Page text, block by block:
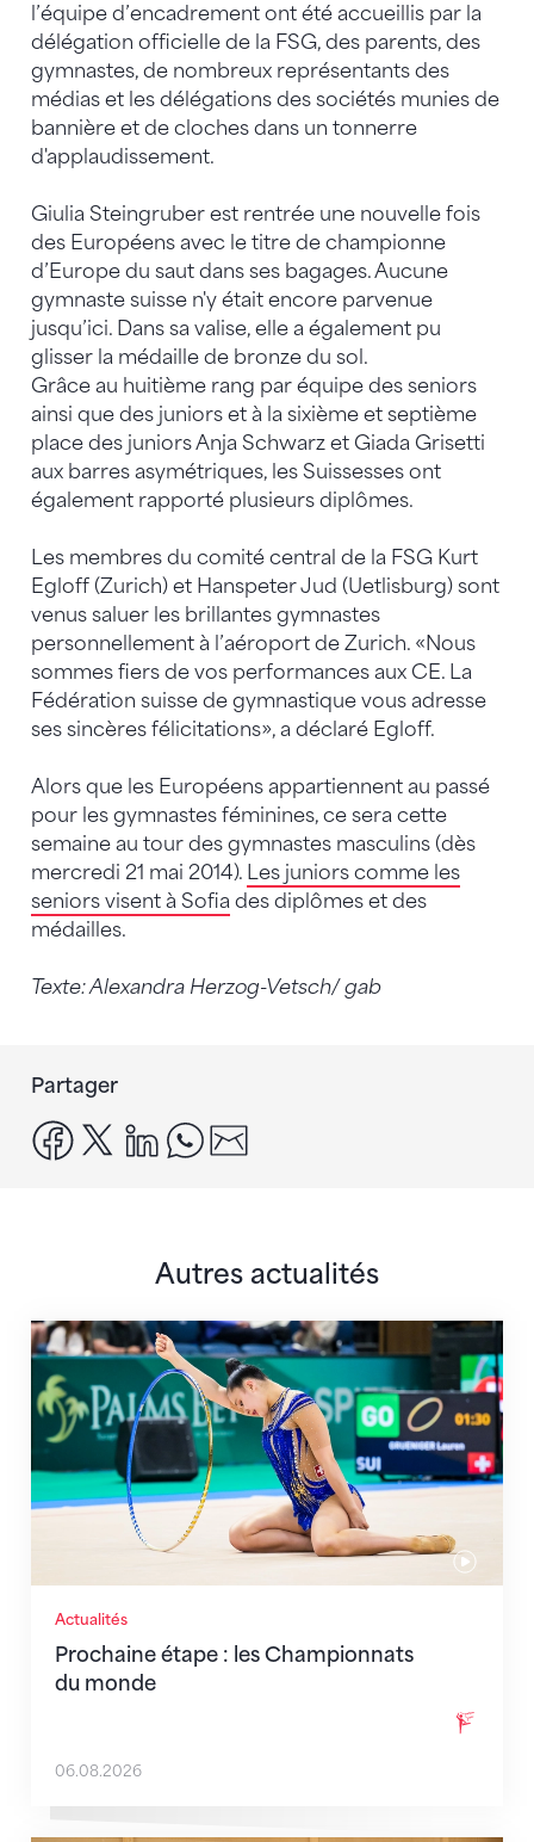
l’équipe d’encadrement ont été accueillis par la
délégation officielle de la FSG, des parents, des
gymnastes, de nombreux représentants des
médias et les délégations des sociétés munies de
bannière et de cloches dans un tonnerre
d'applaudissement.
Giulia Steingruber est rentrée une nouvelle fois
des Européens avec le titre de championne
d’Europe du saut dans ses bagages. Aucune
gymnaste suisse n'y était encore parvenue
jusqu’ici. Dans sa valise, elle a également pu
glisser la médaille de bronze du sol.
Grâce au huitième rang par équipe des seniors
ainsi que des juniors et à la sixième et septième
place des juniors Anja Schwarz et Giada Grisetti
aux barres asymétriques, les Suissesses ont
également rapporté plusieurs diplômes.
Les membres du comité central de la FSG Kurt
Egloff (Zurich) et Hanspeter Jud (Uetlisburg) sont
venus saluer les brillantes gymnastes
personnellement à l’aéroport de Zurich. «Nous
sommes fiers de vos performances aux CE. La
Fédération suisse de gymnastique vous adresse
ses sincères félicitations», a déclaré Egloff.
Alors que les Européens appartiennent au passé
pour les gymnastes féminines, ce sera cette
semaine au tour des gymnastes masculins (dès
mercredi 21 mai 2014).
Les juniors comme les
seniors visent à Sofia des diplômes et des
médailles.
Texte: Alexandra Herzog-Vetsch/ gab
Partager
facebook
x linkedinwhatsapp
Autres actualités
Actualités
Prochaine étape : les Championnats
du monde
Prochaine étape : les Championnats du monde
06.08.2026